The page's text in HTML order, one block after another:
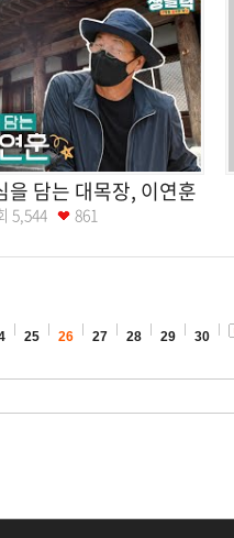
을 담는 대목장, 이연훈
5,544 861
25 26 27 28 29 30